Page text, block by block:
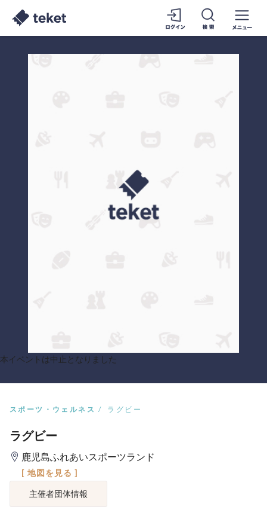
本イベントは中止となりました
スポーツ・ウェルネス ラグビー
ラグビー
鹿児島ふれあいスポーツランド
[ 地図を見る ]
主催者団体情報